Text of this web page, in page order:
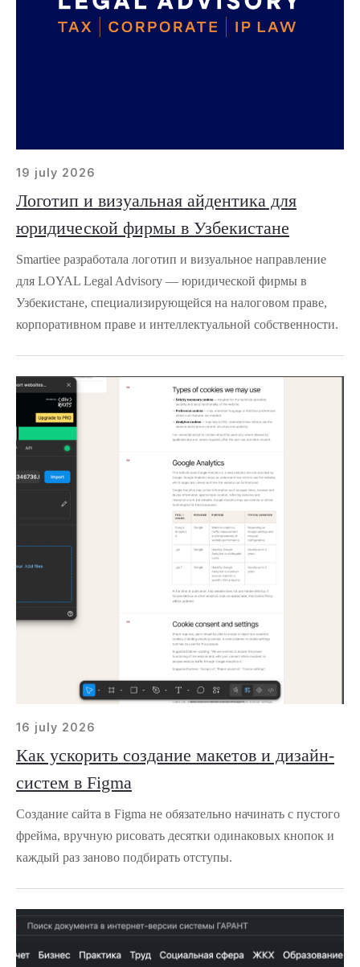
19 july 2026
Логотип и визуальная айдентика для
юридической фирмы в Узбекистане
Smartiee разработала логотип и визуальное направление
для LOYAL Legal Advisory — юридической фирмы в
Узбекистане, специализирующейся на налоговом праве,
корпоративном праве и интеллектуальной собственности.
16 july 2026
Как ускорить создание макетов и дизайн-
систем в Figma
Создание сайта в Figma не обязательно начинать с пустого
фрейма, вручную рисовать десятки одинаковых кнопок и
каждый раз заново подбирать отступы.